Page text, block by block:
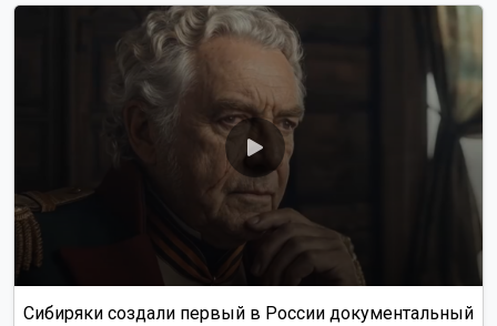
Сибиряки создали первый в России документальный